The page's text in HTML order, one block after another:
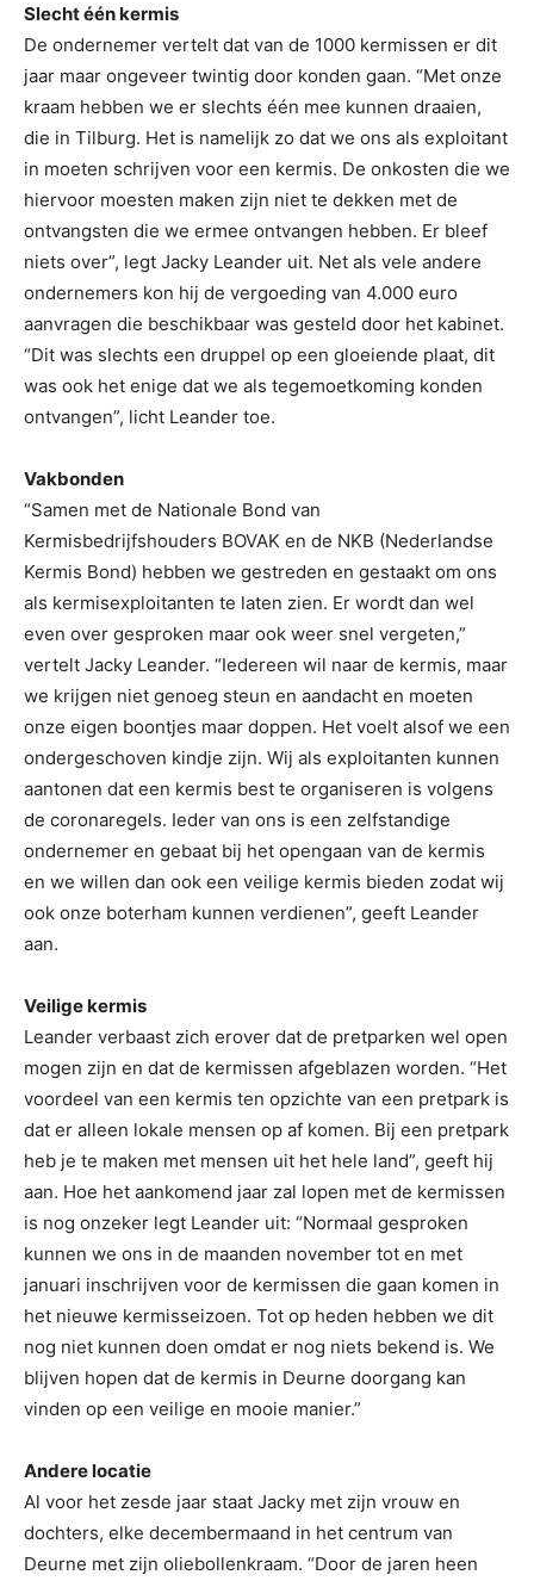
Slecht één kermis
De ondernemer vertelt dat van de 1000 kermissen er dit
jaar maar ongeveer twintig door konden gaan. “Met onze
kraam hebben we er slechts één mee kunnen draaien,
die in Tilburg. Het is namelijk zo dat we ons als exploitant
in moeten schrijven voor een kermis. De onkosten die we
hiervoor moesten maken zijn niet te dekken met de
ontvangsten die we ermee ontvangen hebben. Er bleef
niets over”, legt Jacky Leander uit. Net als vele andere
ondernemers kon hij de vergoeding van 4.000 euro
aanvragen die beschikbaar was gesteld door het kabinet.
“Dit was slechts een druppel op een gloeiende plaat, dit
was ook het enige dat we als tegemoetkoming konden
ontvangen”, licht Leander toe.
Vakbonden
“Samen met de Nationale Bond van
Kermisbedrijfshouders BOVAK en de NKB (Nederlandse
Kermis Bond) hebben we gestreden en gestaakt om ons
als kermisexploitanten te laten zien. Er wordt dan wel
even over gesproken maar ook weer snel vergeten,”
vertelt Jacky Leander. “Iedereen wil naar de kermis, maar
we krijgen niet genoeg steun en aandacht en moeten
onze eigen boontjes maar doppen. Het voelt alsof we een
ondergeschoven kindje zijn. Wij als exploitanten kunnen
aantonen dat een kermis best te organiseren is volgens
de coronaregels. Ieder van ons is een zelfstandige
ondernemer en gebaat bij het opengaan van de kermis
en we willen dan ook een veilige kermis bieden zodat wij
ook onze boterham kunnen verdienen”, geeft Leander
aan.
Veilige kermis
Leander verbaast zich erover dat de pretparken wel open
mogen zijn en dat de kermissen afgeblazen worden. “Het
voordeel van een kermis ten opzichte van een pretpark is
dat er alleen lokale mensen op af komen. Bij een pretpark
heb je te maken met mensen uit het hele land”, geeft hij
aan. Hoe het aankomend jaar zal lopen met de kermissen
is nog onzeker legt Leander uit: “Normaal gesproken
kunnen we ons in de maanden november tot en met
januari inschrijven voor de kermissen die gaan komen in
het nieuwe kermisseizoen. Tot op heden hebben we dit
nog niet kunnen doen omdat er nog niets bekend is. We
blijven hopen dat de kermis in Deurne doorgang kan
vinden op een veilige en mooie manier.”
Andere locatie
Al voor het zesde jaar staat Jacky met zijn vrouw en
dochters, elke decembermaand in het centrum van
Deurne met zijn oliebollenkraam. “Door de jaren heen